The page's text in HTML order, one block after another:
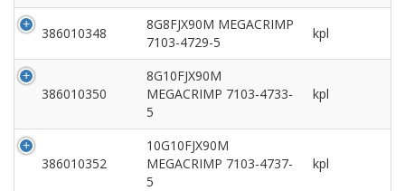
386010348
8G8FJX90M MEGACRIMP
7103-4729-5
kpl
386010350
8G10FJX90M
MEGACRIMP 7103-4733-
5
kpl
386010352
10G10FJX90M
MEGACRIMP 7103-4737-
5
kpl